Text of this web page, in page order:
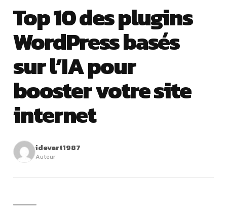
Top 10 des plugins
WordPress basés
sur l’IA pour
booster votre site
internet
idevart1987
Auteur